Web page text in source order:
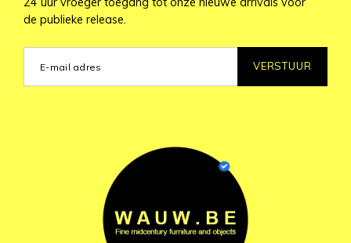
de publieke release.
VERSTUUR